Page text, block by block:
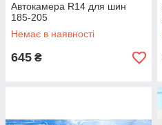
Автокамера R14 для шин
185-205
Немає в наявності
645 ₴